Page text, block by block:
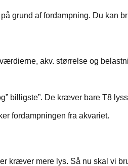
grund af fordampning. Du
akv. størrelse og
billigste”. De kræver bare T8
fordampningen fra akvariet.
kræver mere lys. Så nu skal vi